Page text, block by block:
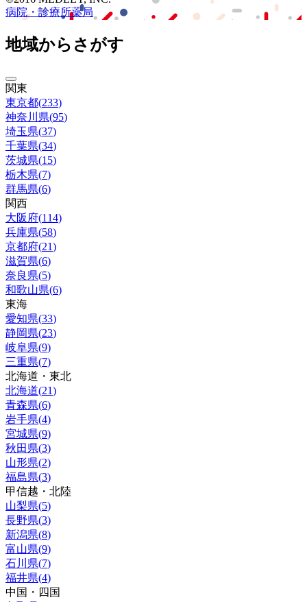
病院・診療所薬局
地域からさがす
関東
東京都(233)
神奈川県(95)
埼玉県(37)
千葉県(34)
茨城県(15)
栃木県(7)
群馬県(6)
関西
大阪府(114)
兵庫県(58)
京都府(21)
滋賀県(6)
奈良県(5)
和歌山県(6)
東海
愛知県(33)
静岡県(23)
岐阜県(9)
三重県(7)
北海道・東北
北海道(21)
青森県(6)
岩手県(4)
宮城県(9)
秋田県(3)
山形県(2)
福島県(3)
甲信越・北陸
山梨県(5)
長野県(3)
新潟県(8)
富山県(9)
石川県(7)
福井県(4)
中国・四国